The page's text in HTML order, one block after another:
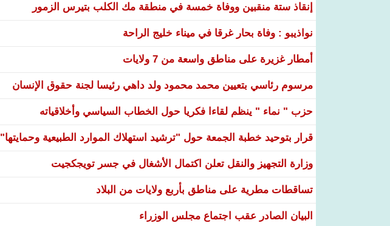
إنقاذ ستة منقبين ووفاة خمسة في منطقة مك الكلب بتيرس الزمور
نواذيبو : وفاة بحار غرقا في ميناء خليج الراحة
أمطار غزيرة على مناطق واسعة من 7 ولايات
مرسوم رئاسي بتعيين محمد محمود ولد داهي رئيسا لجنة حقوق الإنسان
حزب " نماء " ينظم لقاءا فكريا حول الخطاب السياسي وأخلاقياته
قرار بتوحيد خطبة الجمعة حول "ترشيد استهلاك الموارد الطبيعية وحمايتها"
وزارة التجهيز والنقل تعلن اكتمال الأشغال في جسر تويجكجيت
تساقطات مطرية على مناطق بأربع ولايات من البلاد
البيان الصادر عقب اجتماع مجلس الوزراء